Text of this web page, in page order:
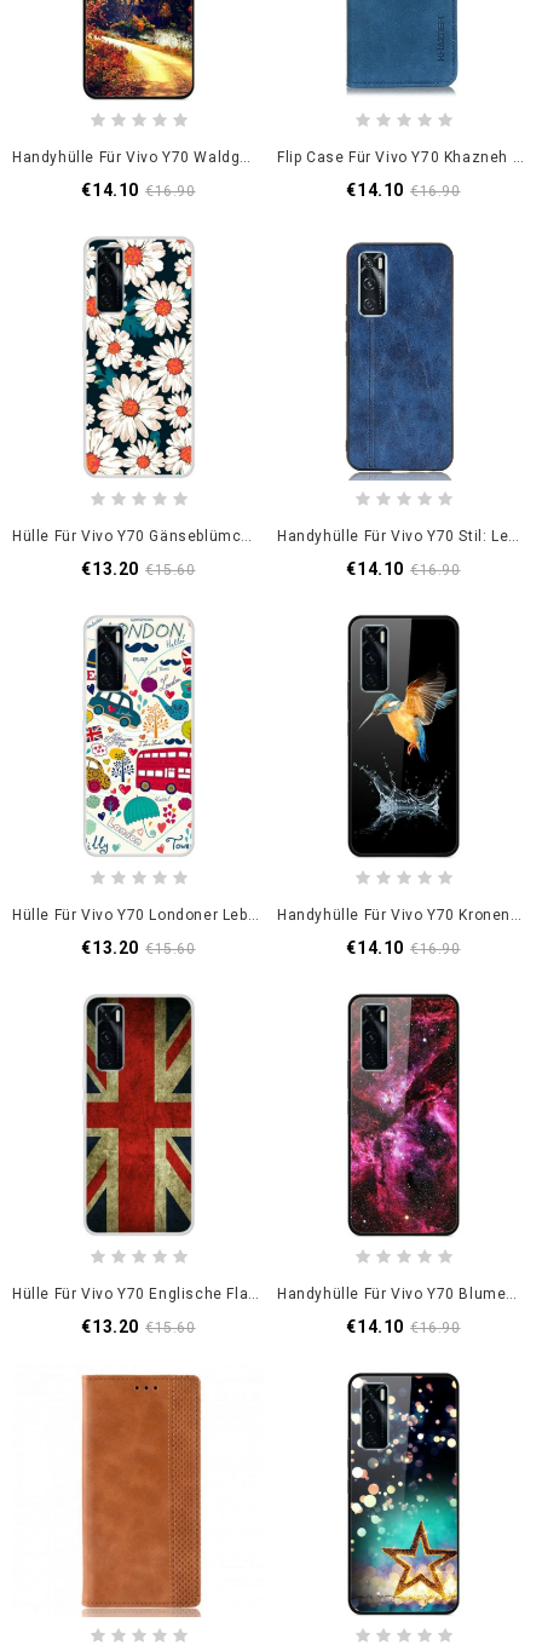
Handyhülle Für Vivo Y70 Waldgehärtetes Glas
€14.10 €16.90
Flip Case Für Vivo Y70 Khazneh Vintage-Ledereffekt
€14.10 €16.90
Hülle Für Vivo Y70 Gänseblümchen
€13.20 €15.60
Handyhülle Für Vivo Y70 Stil: Ledernähte
€14.10 €16.90
Hülle Für Vivo Y70 Londoner Leben
€13.20 €15.60
Handyhülle Für Vivo Y70 Kronenvogel Aus Gehärtetem Glas
€14.10 €16.90
Hülle Für Vivo Y70 Englische Flagge
€13.20 €15.60
Handyhülle Für Vivo Y70 Blumenfee Aus Gehärtetem Glas
€14.10 €16.90